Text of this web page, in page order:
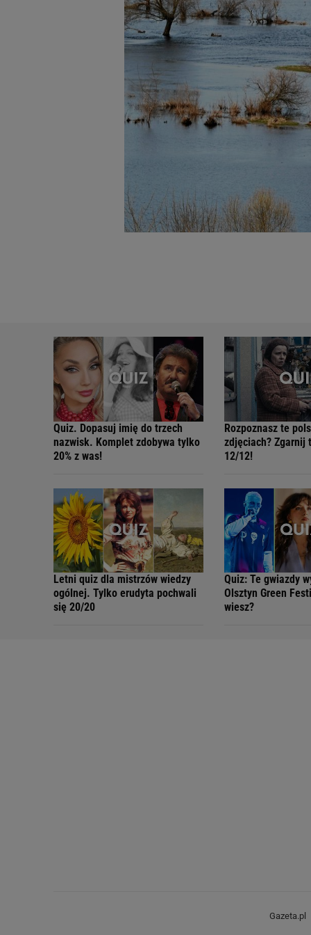
Quiz. Dopasuj imię do trzech
nazwisk. Komplet zdobywa tylko
20% z was!
Rozpoznasz te
zdjęciach? Zgarnij
12/12!
Letni quiz dla mistrzów wiedzy
ogólnej. Tylko erudyta pochwali
się 20/20
Quiz: Te gwiazdy
Olsztyn Green
wiesz?
Gazeta.pl
badnie odbiorców i